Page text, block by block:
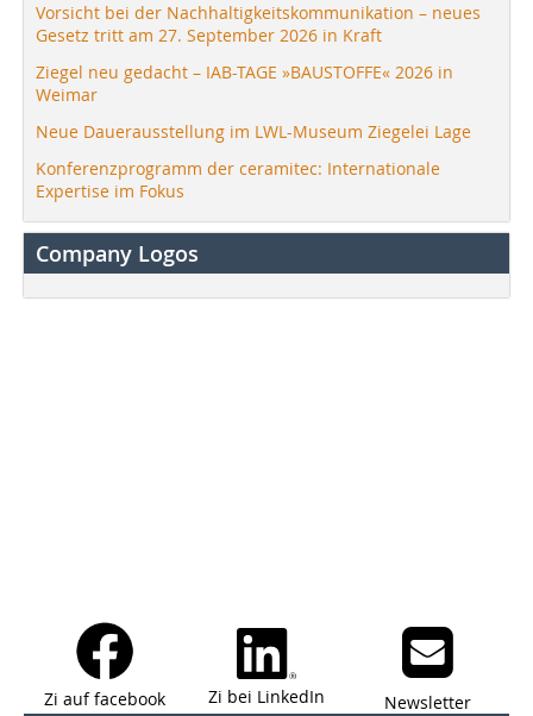
Vorsicht bei der Nachhaltigkeitskommunikation – neues
Gesetz tritt am 27. September 2026 in Kraft
Ziegel neu gedacht – IAB-TAGE »BAUSTOFFE« 2026 in
Weimar
Neue Dauerausstellung im LWL-Museum Ziegelei Lage
Konferenzprogramm der ceramitec: Internationale
Expertise im Fokus
Company Logos
Zi auf facebook Zi bei LinkedIn Newsletter